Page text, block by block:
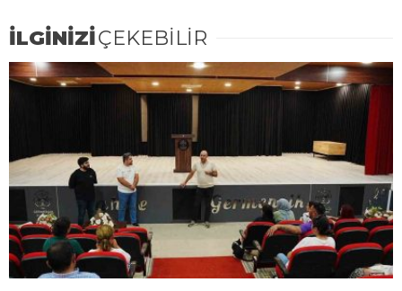
İLGİNİZİÇEKEBİLİR